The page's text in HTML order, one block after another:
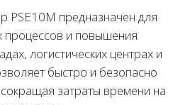
PSE10М предназначен для
процессов и повышения
логистических центрах и
быстро и безопасно
затраты времени на